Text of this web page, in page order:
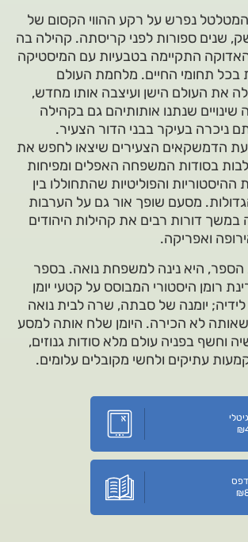
נפרש על רקע ההווי הקסום של
שנים ספורות לפני קריסתה. קהילה בה
התקיימה בטבעיות עם המיסטיקה
תחומי החיים. מלחמת העולם
את העולם הישן ועיצבה אותו מחדש,
שינויים שנתנו אותותיהם גם בקהילה
ניכרה בעיקר בבני הדור הצעיר.
הדמשקאים הצעירים שיצאו לחפש את
בסודות המשפחה האפלים ומפיחות
ההיסטוריות והפוליטיות שהתחוללו בין
מסעם שופך אור גם על הערבות
דורות רבים את קהילות היהודים
ואפריקה.
היא נינה למשפחת נואה. בספר
רומן היסטורי המבוסס על קטעי יומן
יומנה של סבתה, שרה לבית נואה
שאותה לא הכירה. היומן שלח אותה למסע
וחשף בפניה עולם מלא סודות גנוזים,
עתיקים ולחשי מקובלים עלומים.
₪
₪